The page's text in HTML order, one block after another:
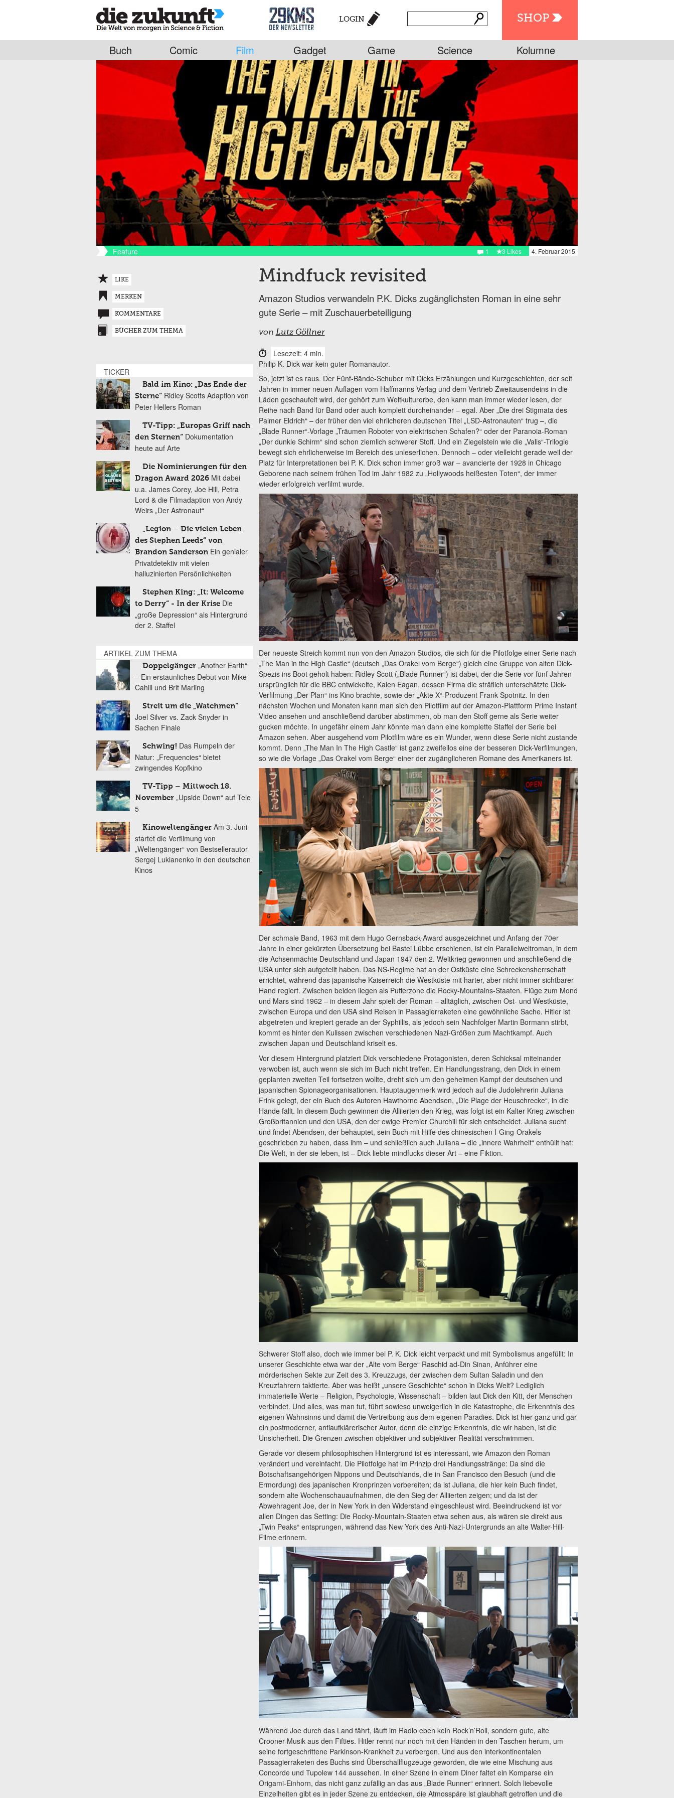
SHOP
LOGIN
Buch Comic Film Gadget Game Science Kolumne
Feature 4. Februar 2015
3 Likes
1
Mindfuck revisited
Amazon Studios verwandeln P.K. Dicks zugänglichsten Roman in eine sehr
gute Serie – mit Zuschauerbeteiligung
von Lutz Göllner
Lesezeit: 4 min.
Philip K. Dick war kein guter Romanautor.
So, jetzt ist es raus. Der Fünf-Bände-Schuber mit Dicks Erzählungen und Kurzgeschichten, der seit
Jahren in immer neuen Auflagen vom Haffmanns Verlag und dem Vertrieb Zweitausendeins in die
Läden geschaufelt wird, der gehört zum Weltkulturerbe, den kann man immer wieder lesen, der
Reihe nach Band für Band oder auch komplett durcheinander – egal. Aber „Die drei Stigmata des
Palmer Eldrich“ – der früher den viel ehrlicheren deutschen Titel „LSD-Astronauten“ trug –, die
„Blade Runner“-Vorlage „Träumen Roboter von elektrischen Schafen?“ oder der Paranoia-Roman
„Der dunkle Schirm“ sind schon ziemlich schwerer Stoff. Und ein Ziegelstein wie die „Valis“-Trilogie
bewegt sich ehrlicherweise im Bereich des unleserlichen. Dennoch – oder vielleicht gerade weil der
Platz für Interpretationen bei P. K. Dick schon immer groß war – avancierte der 1928 in Chicago
Geborene nach seinem frühen Tod im Jahr 1982 zu „Hollywoods heißesten Toten“, der immer
wieder erfolgreich verfilmt wurde.
Der neueste Streich kommt nun von den Amazon Studios, die sich für die Pilotfolge einer Serie nach
„The Man in the High Castle“ (deutsch „Das Orakel vom Berge“) gleich eine Gruppe von alten Dick-
Spezis ins Boot geholt haben: Ridley Scott („Blade Runner“) ist dabei, der die Serie vor fünf Jahren
ursprünglich für die BBC entwickelte, Kalen Eagan, dessen Firma die sträflich unterschätzte Dick-
Verfilmung „Der Plan“ ins Kino brachte, sowie der „Akte X“-Produzent Frank Spotnitz. In den
nächsten Wochen und Monaten kann man sich den Pilotfilm auf der Amazon-Plattform Prime Instant
Video ansehen und anschließend darüber abstimmen, ob man den Stoff gerne als Serie weiter
gucken möchte. In ungefähr einem Jahr könnte man dann eine komplette Staffel der Serie bei
Amazon sehen. Aber ausgehend vom Pilotfilm wäre es ein Wunder, wenn diese Serie nicht zustande
kommt. Denn „The Man In The High Castle“ ist ganz zweifellos eine der besseren Dick-Verfilmungen,
so wie die Vorlage „Das Orakel vom Berge“ einer der zugänglicheren Romane des Amerikaners ist.
Der schmale Band, 1963 mit dem Hugo Gernsback-Award ausgezeichnet und Anfang der 70er
Jahre in einer gekürzten Übersetzung bei Bastei Lübbe erschienen, ist ein Parallelweltroman, in dem
die Achsenmächte Deutschland und Japan 1947 den 2. Weltkrieg gewonnen und anschließend die
USA unter sich aufgeteilt haben. Das NS-Regime hat an der Ostküste eine Schreckensherrschaft
errichtet, während das japanische Kaiserreich die Westküste mit harter, aber nicht immer sichtbarer
Hand regiert. Zwischen beiden liegen als Pufferzone die Rocky-Mountains-Staaten. Flüge zum Mond
und Mars sind 1962 – in diesem Jahr spielt der Roman – alltäglich, zwischen Ost- und Westküste,
zwischen Europa und den USA sind Reisen in Passagierraketen eine gewöhnliche Sache. Hitler ist
abgetreten und krepiert gerade an der Syphillis, als jedoch sein Nachfolger Martin Bormann stirbt,
kommt es hinter den Kulissen zwischen verschiedenen Nazi-Größen zum Machtkampf. Auch
zwischen Japan und Deutschland kriselt es.
Vor diesem Hintergrund platziert Dick verschiedene Protagonisten, deren Schicksal miteinander
verwoben ist, auch wenn sie sich im Buch nicht treffen. Ein Handlungsstrang, den Dick in einem
geplanten zweiten Teil fortsetzen wollte, dreht sich um den geheimen Kampf der deutschen und
japanischen Spionageorganisationen. Hauptaugenmerk wird jedoch auf die Judolehrerin Juliana
Frink gelegt, der ein Buch des Autoren Hawthorne Abendsen, „Die Plage der Heuschrecke“, in die
Hände fällt. In diesem Buch gewinnen die Alliierten den Krieg, was folgt ist ein Kalter Krieg zwischen
Großbritannien und den USA, den der ewige Premier Churchill für sich entscheidet. Juliana sucht
und findet Abendsen, der behauptet, sein Buch mit Hilfe des chinesischen I-Ging-Orakels
geschrieben zu haben, dass ihm – und schließlich auch Juliana – die „innere Wahrheit“ enthüllt hat:
Die Welt, in der sie leben, ist – Dick liebte mindfucks dieser Art – eine Fiktion.
Schwerer Stoff also, doch wie immer bei P. K. Dick leicht verpackt und mit Symbolismus angefüllt: In
unserer Geschichte etwa war der „Alte vom Berge“ Raschid ad-Din Sinan, Anführer eine
mörderischen Sekte zur Zeit des 3. Kreuzzugs, der zwischen dem Sultan Saladin und den
Kreuzfahrern taktierte. Aber was heißt „unsere Geschichte“ schon in Dicks Welt? Lediglich
immaterielle Werte – Religion, Psychologie, Wissenschaft – bilden laut Dick den Kitt, der Menschen
verbindet. Und alles, was man tut, führt sowieso unweigerlich in die Katastrophe, die Erkenntnis des
eigenen Wahnsinns und damit die Vertreibung aus dem eigenen Paradies. Dick ist hier ganz und gar
ein postmoderner, antiaufklärerischer Autor, denn die einzige Erkenntnis, die wir haben, ist die
Unsicherheit. Die Grenzen zwischen objektiver und subjektiver Realität verschwimmen.
Gerade vor diesem philosophischen Hintergrund ist es interessant, wie Amazon den Roman
verändert und vereinfacht. Die Pilotfolge hat im Prinzip drei Handlungsstränge: Da sind die
Botschaftsangehörigen Nippons und Deutschlands, die in San Francisco den Besuch (und die
Ermordung) des japanischen Kronprinzen vorbereiten; da ist Juliana, die hier kein Buch findet,
sondern alte Wochenschauaufnahmen, die den Sieg der Alliierten zeigen; und da ist der
Abwehragent Joe, der in New York in den Widerstand eingeschleust wird. Beeindruckend ist vor
allen Dingen das Setting: Die Rocky-Mountain-Staaten etwa sehen aus, als wären sie direkt aus
„Twin Peaks“ entsprungen, während das New York des Anti-Nazi-Untergrunds an alte Walter-Hill-
Filme erinnern.
Während Joe durch das Land fährt, läuft im Radio eben kein Rock’n’Roll, sondern gute, alte
Crooner-Musik aus den Fifties. Hitler rennt nur noch mit den Händen in den Taschen herum, um
seine fortgeschrittene Parkinson-Krankheit zu verbergen. Und aus den interkontinentalen
Passagierraketen des Buchs sind Überschallflugzeuge geworden, die wie eine Mischung aus
Concorde und Tupolew 144 aussehen. In einer Szene in einem Diner faltet ein Komparse ein
Origami-Einhorn, das nicht ganz zufällig an das aus „Blade Runner“ erinnert. Solch liebevolle
Einzelheiten gibt es in jeder Szene zu entdecken, die Atmosspäre ist glaubhaft getroffen und die
LIKE
MERKEN
KOMMENTARE
BÜCHER ZUM THEMA
TICKER
Bald im Kino: „Das Ende der
Sterne“ Ridley Scotts Adaption von
Peter Hellers Roman
TV-Tipp: „Europas Griff nach
den Sternen“ Dokumentation
heute auf Arte
Die Nominierungen für den
Dragon Award 2026 Mit dabei
u.a. James Corey, Joe Hill, Petra
Lord & die Filmadaption von Andy
Weirs „Der Astronaut“
„Legion – Die vielen Leben
des Stephen Leeds“ von
Brandon Sanderson Ein genialer
Privatdetektiv mit vielen
halluzinierten Persönlichkeiten
Stephen King: „It: Welcome
to Derry“ - In der Krise Die
„große Depression“ als Hintergrund
der 2. Staffel
ARTIKEL ZUM THEMA
Doppelgänger „Another Earth“
– Ein erstaunliches Debut von Mike
Cahill und Brit Marling
Streit um die „Watchmen“
Joel Silver vs. Zack Snyder in
Sachen Finale
Schwing! Das Rumpeln der
Natur: „Frequencies“ bietet
zwingendes Kopfkino
TV-Tipp – Mittwoch 18.
November „Upside Down“ auf Tele
5
Kinoweltengänger Am 3. Juni
startet die Verfilmung von
„Weltengänger“ von Bestsellerautor
Sergej Lukianenko in den deutschen
Kinos